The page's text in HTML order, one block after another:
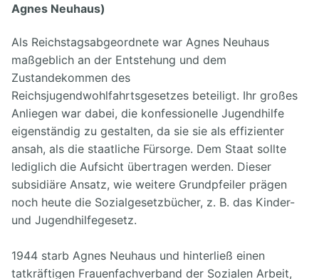
Agnes Neuhaus)
Als Reichstagsabgeordnete war Agnes Neuhaus
maßgeblich an der Entstehung und dem
Zustandekommen des
Reichsjugendwohlfahrtsgesetzes beteiligt. Ihr großes
Anliegen war dabei, die konfessionelle Jugendhilfe
eigenständig zu gestalten, da sie sie als effizienter
ansah, als die staatliche Fürsorge. Dem Staat sollte
lediglich die Aufsicht übertragen werden. Dieser
subsidiäre Ansatz, wie weitere Grundpfeiler prägen
noch heute die Sozialgesetzbücher, z. B. das Kinder-
und Jugendhilfegesetz.
1944 starb Agnes Neuhaus und hinterließ einen
tatkräftigen Frauenfachverband der Sozialen Arbeit,